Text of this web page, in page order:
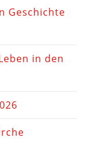
Geschichte
in den